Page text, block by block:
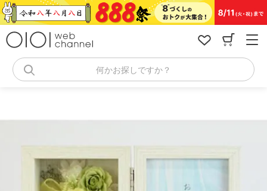
コ
ン
何かお探しですか？